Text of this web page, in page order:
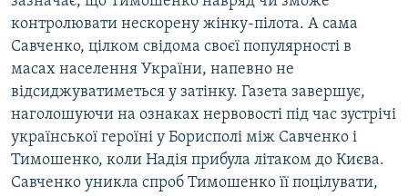
контролювати нескорену жінку-пілота. А сама
Савченко, цілком свідома своєї популярності в
масах населення України, напевно не
відсиджуватиметься у затінку. Газета завершує,
наголошуючи на ознаках нервовості під час зустрічі
української героїні у Борисполі між Савченко і
Тимошенко, коли Надія прибула літаком до Києва.
Савченко уникла спроб Тимошенко її поцілувати,